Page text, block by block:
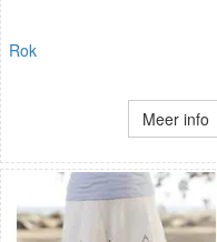
Rok
Meer info